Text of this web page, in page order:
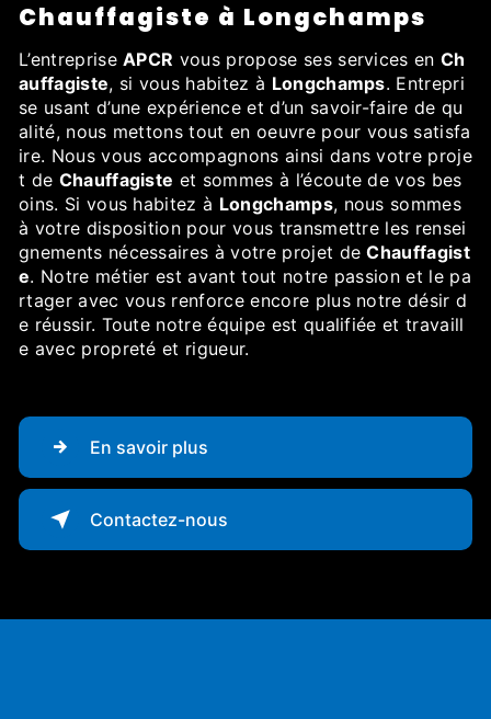
Chauffagiste à Longchamps
L’entrepriseAPCR vous propose ses services enCh
auffagiste, si vous habitez à Longchamps. Entrepri
se usant d’une expérience et d’un savoir-faire de qu
alité, nous mettons tout en oeuvre pour vous satisfa
ire. Nous vous accompagnons ainsi dans votre proje
t de Chauffagiste et sommes à l’écoute de vos bes
oins. Si vous habitez à Longchamps, nous sommes
à votre disposition pour vous transmettre les rensei
gnements nécessaires à votre projet deChauffagist
e. Notre métier est avant tout notre passion et le pa
rtager avec vous renforce encore plus notre désir d
e réussir. Toute notre équipe est qualifiée et travaill
e avec propreté et rigueur.
En savoir plus
Contactez-nous